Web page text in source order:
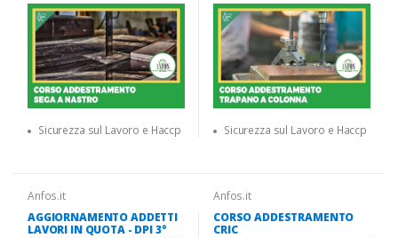
Sicurezza sul Lavoro e Haccp Sicurezza sul Lavoro e Haccp
Anfos.it
AGGIORNAMENTO ADDETTI
LAVORI IN QUOTA - DPI 3°
Anfos.it
CORSO ADDESTRAMENTO
CRIC